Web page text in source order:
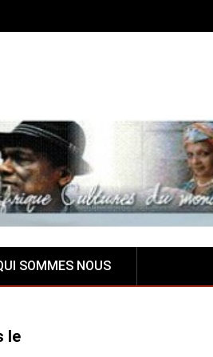
SOMMES NOUS
le